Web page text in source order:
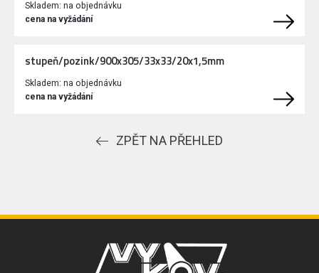
Skladem: na objednávku
cena na vyžádání
stupeň/pozink/900x305/33x33/20x1,5mm
Skladem: na objednávku
cena na vyžádání
ZPĚT NA PŘEHLED